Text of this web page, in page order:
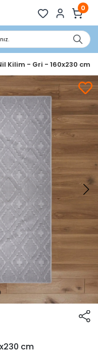
0
Kilim - Gri - 160x230 cm
cm